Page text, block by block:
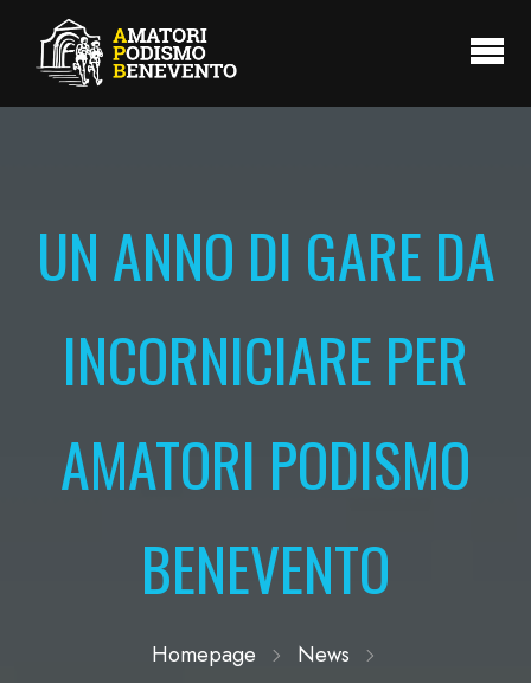
UN ANNO DI GARE DA
INCORNICIARE PER
AMATORI PODISMO
BENEVENTO
Homepage
News